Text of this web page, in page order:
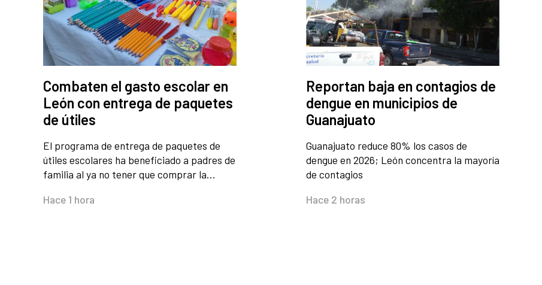
Combaten el gasto escolar en
León con entrega de paquetes
de útiles
El programa de entrega de paquetes de
útiles escolares ha beneficiado a padres de
familia al ya no tener que comprar la…
Hace 1 hora
Reportan baja en contagios de
dengue en municipios de
Guanajuato
Guanajuato reduce 80% los casos de
dengue en 2026; León concentra la mayoría
de contagios
Hace 2 horas